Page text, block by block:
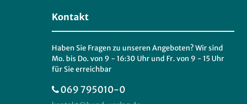
Kontakt
Haben Sie Fragen zu unseren Angeboten? Wir sind
Mo. bis Do. von 9 - 16:30 Uhr und Fr. von 9 - 15 Uhr
für Sie erreichbar
069 795010-0